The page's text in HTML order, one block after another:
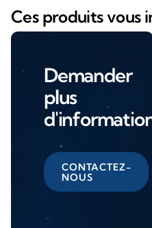
Ces produits vous
Demander
plus
CONTACTEZ-
NOUS